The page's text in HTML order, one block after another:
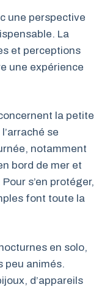
une perspective
La
et perceptions
une expérience
la petite
se
notamment
bord de mer et
s’en protéger,
font toute la
en solo,
peu animés.
d’appareils